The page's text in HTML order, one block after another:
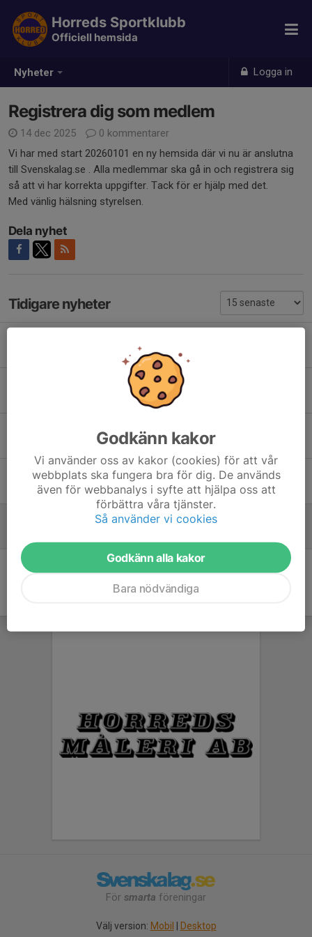
Nyheter Logga in
Horreds Sportklubb
Officiell hemsida
Registrera dig som medlem
14 dec 2025
0 kommentarer
Vi har med start 20260101 en ny hemsida där vi nu är anslutna
till Svenskalag.se . Alla medlemmar ska gå in och registrera sig
så att vi har korrekta uppgifter. Tack för er hjälp med det.
Med vänlig hälsning styrelsen.
Dela nyhet
Tidigare nyheter
Vi behöver din hjälp!
Byggnation gym delvis klart
21 apr, 12:33 0
hittaut
19 apr, 17:02 0
Registrera dig som medlem
För smarta föreningar
Välj version: Mobil | Desktop
Godkänn kakor
Vi använder oss av kakor (cookies) för att vår
webbplats ska fungera bra för dig. De används
även för webbanalys i syfte att hjälpa oss att
förbättra våra tjänster.
Så använder vi cookies
Godkänn alla kakor
Bara nödvändiga